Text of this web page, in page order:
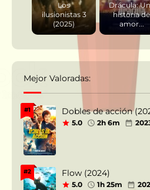
Los
ilusionistas 3
(2025)
Drácula:
historia de
amor...
Mejor Valoradas:
#1 Dobles de acción
5.0 2h 6m
#2 Flow (2024)
5.0 1h 25m